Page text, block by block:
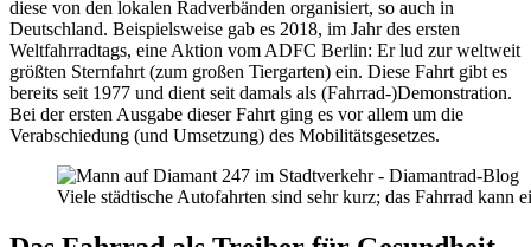
diese von den lokalen Radverbänden organisiert, so auch in
Deutschland. Beispielsweise gab es 2018, im Jahr des ersten
Weltfahrradtags, eine Aktion vom ADFC Berlin: Er lud zur weltweit
größten Sternfahrt (zum großen Tiergarten) ein. Diese Fahrt gibt es
bereits seit 1977 und dient seit damals als (Fahrrad-)Demonstration.
Bei der ersten Ausgabe dieser Fahrt ging es vor allem um die
Verabschiedung (und Umsetzung) des Mobilitätsgesetzes.
Viele städtische Autofahrten sind sehr kurz; das Fahrrad kann